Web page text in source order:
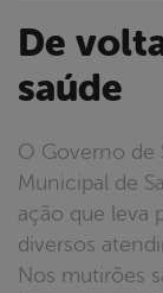
De volta os mutirões de
saúde
O Governo de Serra Talhada, através da Secretaria
Municipal de
ação que leva
diversos
Nos mutirões